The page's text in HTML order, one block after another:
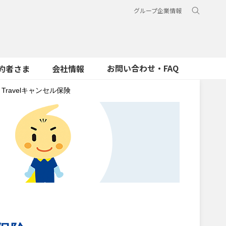
グループ企業情報
者さま 会社情報 お問い合わせ・FAQ
Travelキャンセル保険